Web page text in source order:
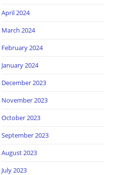
April 2024
March 2024
February 2024
January 2024
December 2023
November 2023
October 2023
September 2023
August 2023
July 2023